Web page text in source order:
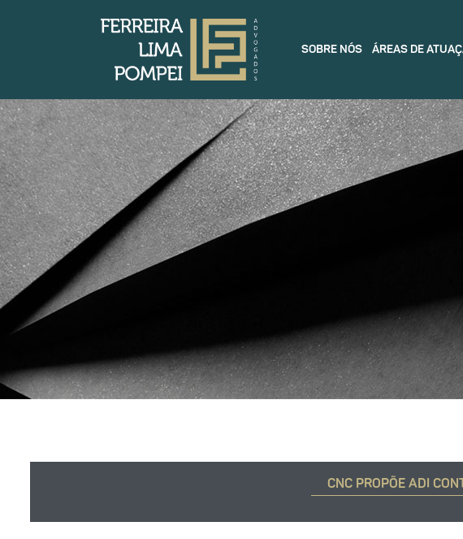
SOBRE NÓS ÁREAS DE
CNC PROPÕE ADI